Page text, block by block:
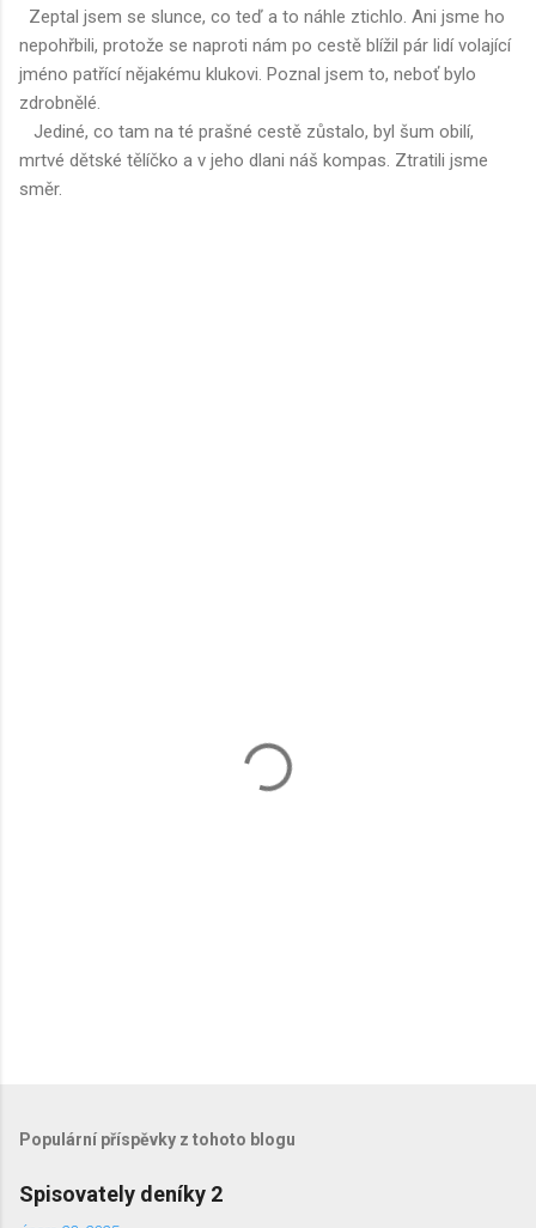
Zeptal jsem se slunce, co teď a to náhle ztichlo. Ani jsme ho
nepohřbili, protože se naproti nám po cestě blížil pár lidí volající
jméno patřící nějakému klukovi. Poznal jsem to, neboť bylo
zdrobnělé.
Jediné, co tam na té prašné cestě zůstalo, byl šum obilí,
mrtvé dětské tělíčko a v jeho dlani náš kompas. Ztratili jsme
směr.
Populární příspěvky z tohoto blogu
Spisovately deníky 2